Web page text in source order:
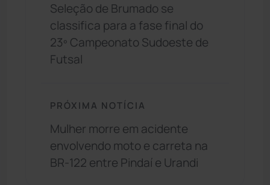
Seleção de Brumado se
classifica para a fase final do
23º Campeonato Sudoeste de
Futsal
PRÓXIMA NOTÍCIA
Mulher morre em acidente
envolvendo moto e carreta na
BR-122 entre Pindaí e Urandi